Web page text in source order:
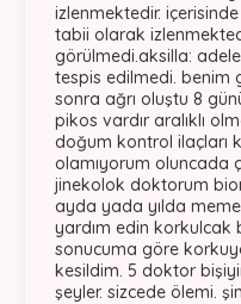
izlenmektedir.
tabii olarak
görülmedi.aksilla:
tespis edilmedi. benim
sonra ağrı oluştu 8
pikos vardır aralıklı
doğum kontrol ilaçları
olamıyorum oluncada
jinekolok doktorum
ayda yada yılda
yardım edin korkulcak
sonucuma göre
kesildim. 5 doktor
şeyler. sizcede ölemi.